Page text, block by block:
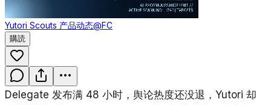
Yutori Scouts 产品动态@FC
購読
Delegate 发布满 48 小时，舆论热度还没退，Yutori 却